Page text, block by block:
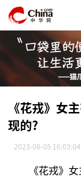
《花戎》女
现的?
2023-06-05 16:03:04
《花戎》